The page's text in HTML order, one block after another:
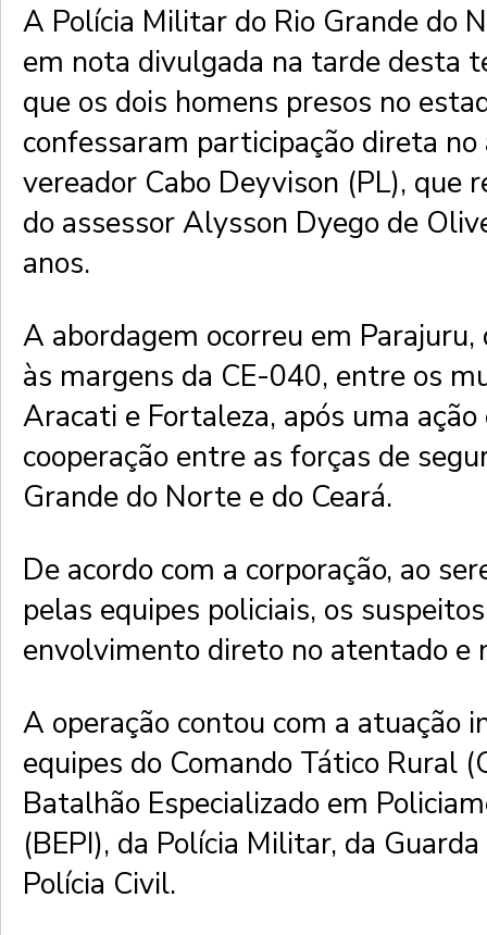
A Polícia Militar do Rio Grande do
em nota divulgada na tarde desta
que os dois homens presos no
confessaram participação direta
vereador Cabo Deyvison (PL), que
do assessor Alysson Dyego de
anos.
A abordagem ocorreu em
às margens da CE-040, entre os
Aracati e Fortaleza, após uma
cooperação entre as forças de
Grande do Norte e do Ceará.
De acordo com a corporação, ao
pelas equipes policiais, os
envolvimento direto no atentado e
A operação contou com a atuação
equipes do Comando Tático Rural
Batalhão Especializado em
(BEPI), da Polícia Militar, da
Polícia Civil.